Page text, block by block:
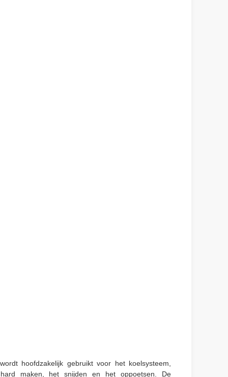
hoofdzakelijk gebruikt voor het koelsysteem,
maken, het snijden en het oppoetsen. De